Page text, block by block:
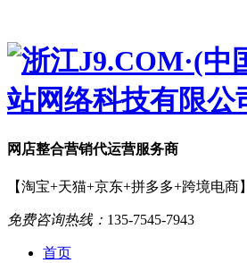
网店整合营销代运营服务商
【淘宝+天猫+京东+拼多多+跨境电商】
免费咨询热线： 135-7545-7943
首页